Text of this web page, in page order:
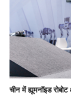
चीन में ह्यूमनॉइड